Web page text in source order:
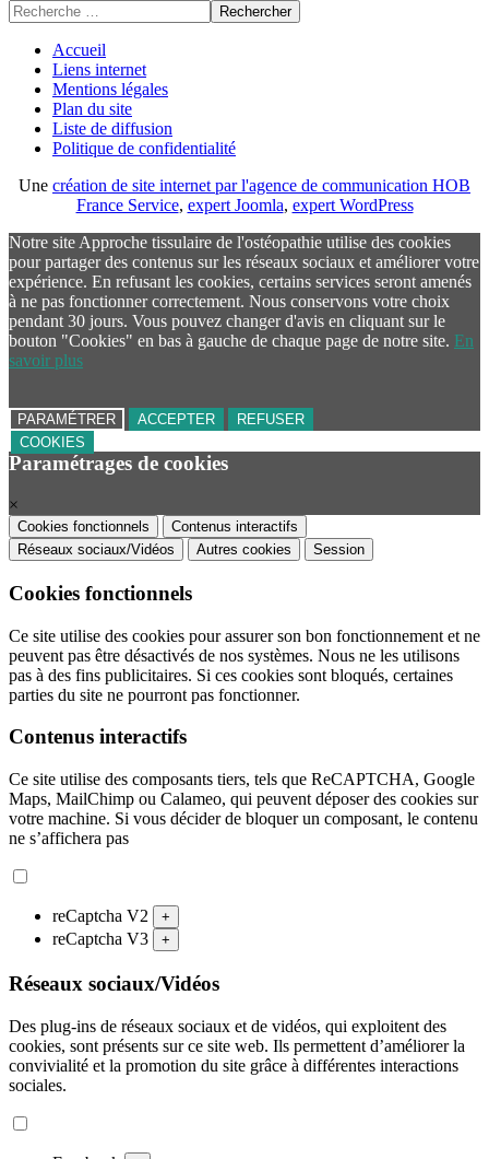
Rechercher
Accueil
Liens internet
Mentions légales
Plan du site
Liste de diffusion
Politique de confidentialité
Une création de site internet par l'agence de communication HOB
France Service, expert Joomla, expert WordPress
Notre site Approche tissulaire de l'ostéopathie utilise des cookies
pour partager des contenus sur les réseaux sociaux et améliorer votre
expérience. En refusant les cookies, certains services seront amenés
à ne pas fonctionner correctement. Nous conservons votre choix
pendant 30 jours. Vous pouvez changer d'avis en cliquant sur le
bouton "Cookies" en bas à gauche de chaque page de notre site. En
savoir plus
PARAMÉTRER ACCEPTER
REFUSER
COOKIES
Paramétrages de cookies
×
Cookies fonctionnels
Contenus interactifs
Réseaux sociaux/Vidéos
Autres cookies Session
Cookies fonctionnels
Ce site utilise des cookies pour assurer son bon fonctionnement et ne
peuvent pas être désactivés de nos systèmes. Nous ne les utilisons
pas à des fins publicitaires. Si ces cookies sont bloqués, certaines
parties du site ne pourront pas fonctionner.
Contenus interactifs
Ce site utilise des composants tiers, tels que ReCAPTCHA, Google
Maps, MailChimp ou Calameo, qui peuvent déposer des cookies sur
votre machine. Si vous décider de bloquer un composant, le contenu
ne s’affichera pas
reCaptcha V2 +
reCaptcha V3 +
Réseaux sociaux/Vidéos
Des plug-ins de réseaux sociaux et de vidéos, qui exploitent des
cookies, sont présents sur ce site web. Ils permettent d’améliorer la
convivialité et la promotion du site grâce à différentes interactions
sociales.